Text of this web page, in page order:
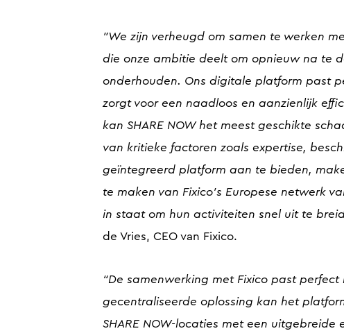
"We zijn verheugd om samen te werken
die onze ambitie deelt om opnieuw na te
onderhouden. Ons digitale platform past
zorgt voor een naadloos en aanzienlijk
kan SHARE NOW het meest geschikte
van kritieke factoren zoals expertise,
geïntegreerd platform aan te bieden,
te maken van Fixico’s Europese netwerk
in staat om hun activiteiten snel uit te
de Vries, CEO van Fixico.
“De samenwerking met Fixico past
gecentraliseerde oplossing kan het
SHARE NOW-locaties met een